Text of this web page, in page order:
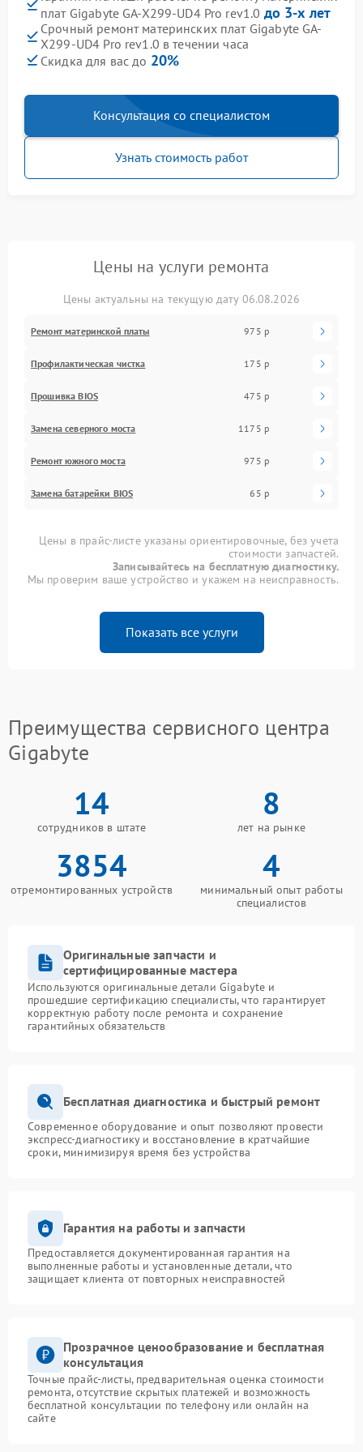
плат Gigabyte GA-X299-UD4 Pro rev1.0 до 3-х лет
Срочный ремонт материнских плат Gigabyte GA-
X299-UD4 Pro rev1.0 в течении часа
Скидка для вас до 20%
Консультация со специалистом
Узнать стоимость работ
Цены на услуги ремонта
Цены актуальны на текущую дату 06.08.2026
Ремонт материнской платы 975 р
Профилактическая чистка 175 р
Прошивка BIOS 475 р
Замена северного моста 1175 р
Ремонт южного моста 975 р
Замена батарейки BIOS 65 р
Цены в прайс-листе указаны ориентировочные, без учета
стоимости запчастей.
Записывайтесь на бесплатную диагностику.
Мы проверим ваше устройство и укажем на неисправность.
Показать все услуги
Преимущества сервисного центра
Gigabyte
14
сотрудников в штате
8
лет на рынке
3854
отремонтированных устройств
4
минимальный опыт работы
специалистов
Оригинальные запчасти и
сертифицированные мастера
Используются оригинальные детали Gigabyte и
прошедшие сертификацию специалисты, что гарантирует
корректную работу после ремонта и сохранение
гарантийных обязательств
Бесплатная диагностика и быстрый ремонт
Современное оборудование и опыт позволяют провести
экспресс-диагностику и восстановление в кратчайшие
сроки, минимизируя время без устройства
Гарантия на работы и запчасти
Предоставляется документированная гарантия на
выполненные работы и установленные детали, что
защищает клиента от повторных неисправностей
Прозрачное ценообразование и бесплатная
консультация
Точные прайс-листы, предварительная оценка стоимости
ремонта, отсутствие скрытых платежей и возможность
бесплатной консультации по телефону или онлайн на
сайте